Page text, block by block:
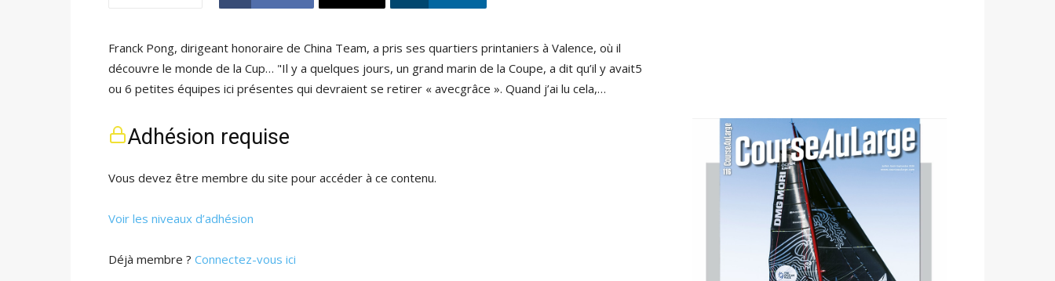
Franck Pong, dirigeant honoraire de China Team, a pris ses quartiers printaniers à Valence, où il
découvre le monde de la Cup… "Il y a quelques jours, un grand marin de la Coupe, a dit qu’il y avait5
ou 6 petites équipes ici présentes qui devraient se retirer « avecgrâce ». Quand j’ai lu cela,…
Adhésion requise
Vous devez être membre du site pour accéder à ce contenu.
Voir les niveaux d’adhésion
Déjà membre ? Connectez-vous ici